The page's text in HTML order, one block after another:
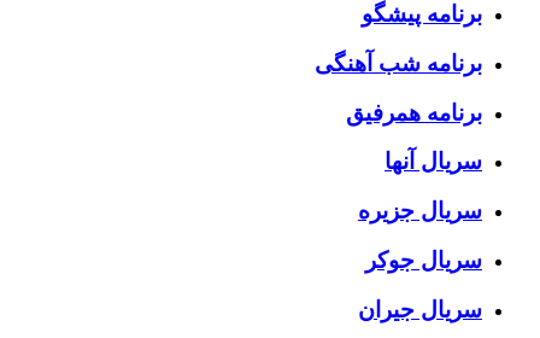
برنامه پیشگو
برنامه شب آهنگی
برنامه همرفیق
سریال آنها
سریال جزیره
سریال جوکر
سریال جیران